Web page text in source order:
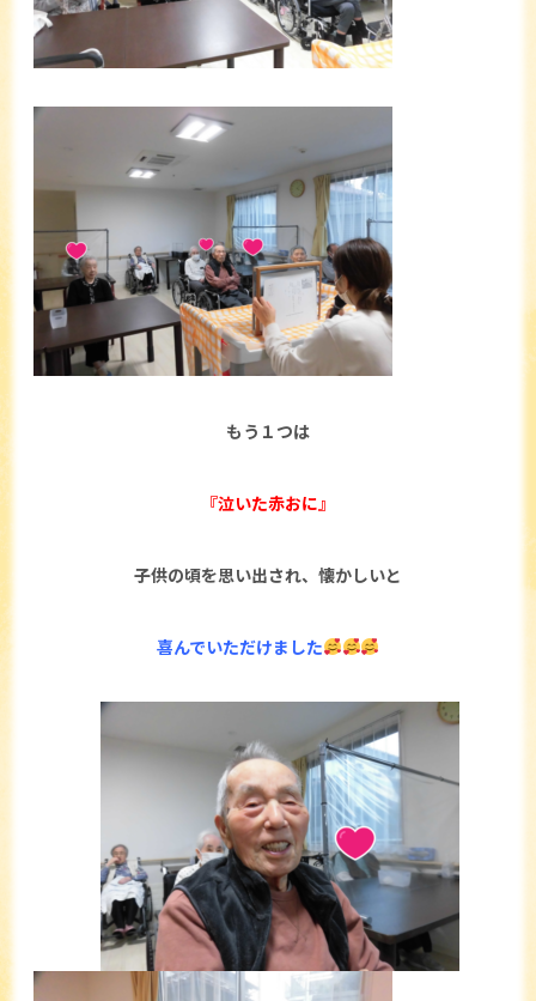
もう１つは
『泣いた赤おに』
子供の頃を思い出され、懐かしいと
喜んでいただけました